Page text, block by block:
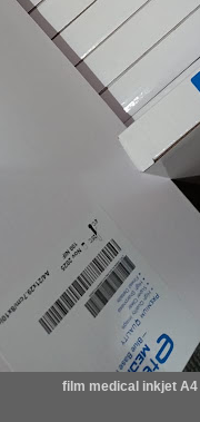
film medical inkjet